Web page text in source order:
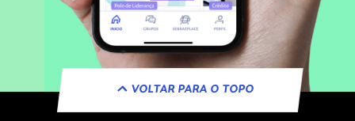
VOLTAR PARA O TOPO